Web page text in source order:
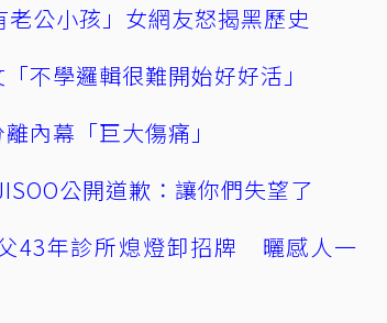
公小孩」女網友怒揭黑歷史
不學邏輯很難開始好好活」
內幕「巨大傷痛」
公開道歉：讓你們失望了
43年診所熄燈卸招牌 曬感人一